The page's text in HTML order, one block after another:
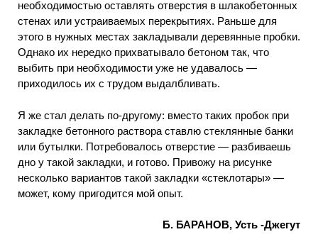
необходимостью оставлять отверстия в шлакобетонных
стенах или устраиваемых перекрытиях. Раньше для
этого в нужных местах закладывали деревянные пробки.
Однако их нередко прихватывало бетоном так, что
выбить при необходимости уже не удавалось —
приходилось их с трудом выдалбливать.
Я же стал делать по-другому: вместо таких пробок при
закладке бетонного раствора ставлю стеклянные банки
или бутылки. Потребовалось отверстие — разбиваешь
дно у такой закладки, и готово. Привожу на рисунке
несколько вариантов такой закладки «стеклотары» —
может, кому пригодится мой опыт.
Б. БАРАНОВ, Усть -Джегут